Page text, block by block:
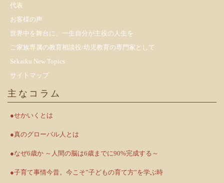
代表
お客様の声
世界中を舞台に、一生自分が主役の人生を
ご家族専属の教育相談役/幼児教育の専門家として
Sekaiku New Topics
サイトマップ
主なコラム
●せかいくとは
●真のグローバル人とは
●なぜ6歳か ～人間の脳は6歳までに90%完成する～
●子育て事情今昔。今こそ”子どもの育て方”を学ぶ時